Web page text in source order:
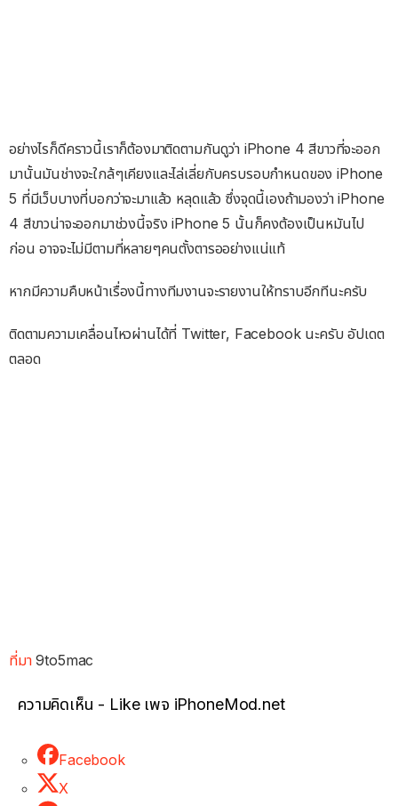
อย่างไรก็ดีคราวนี้เราก็ต้องมาติดตามกันดูว่า iPhone 4 สีขาวที่จะออก
มานั้นมันช่างจะใกล้ๆเคียงและไล่เลี่ยกับครบรอบกำหนดของ iPhone
5 ที่มีเว็บบางที่บอกว่าจะมาแล้ว หลุดแล้ว ซึ่งจุดนี้เองถ้ามองว่า iPhone
4 สีขาวน่าจะออกมาช่วงนี้จริง iPhone 5 นั้นก็คงต้องเป็นหมันไป
ก่อน อาจจะไม่มีตามที่หลายๆคนตั้งตารออย่างแน่แท้
หากมีความคืบหน้าเรื่องนี้ทางทีมงานจะรายงานให้ทราบอีกทีนะครับ
ติดตามความเคลื่อนไหวผ่านได้ที่ Twitter, Facebook นะครับ อัปเดต
ตลอด
ที่มา9to5mac
ความคิดเห็น - Like เพจ iPhoneMod.net
Facebook
X